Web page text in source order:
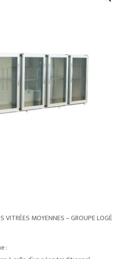
VITRÉES MOYENNES – GROUPE LOGÉ
: